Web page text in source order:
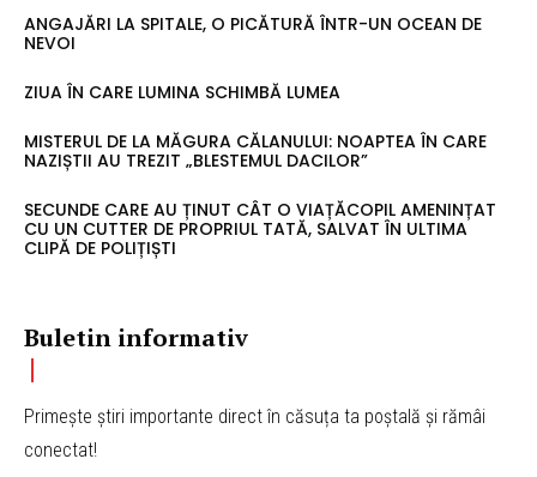
ANGAJĂRI LA SPITALE, O PICĂTURĂ ÎNTR-UN OCEAN DE
NEVOI
ZIUA ÎN CARE LUMINA SCHIMBĂ LUMEA
MISTERUL DE LA MĂGURA CĂLANULUI: NOAPTEA ÎN CARE
NAZIȘTII AU TREZIT „BLESTEMUL DACILOR”
SECUNDE CARE AU ȚINUT CÂT O VIAȚĂCOPIL AMENINȚAT
CU UN CUTTER DE PROPRIUL TATĂ, SALVAT ÎN ULTIMA
CLIPĂ DE POLIȚIȘTI
Buletin informativ
Primește știri importante direct în căsuța ta poștală și rămâi
conectat!